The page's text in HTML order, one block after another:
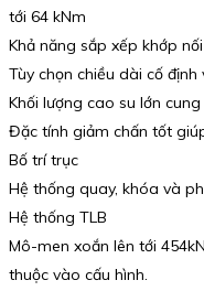
tới 64 kNm
Khả năng sắp xếp khớp
Tùy chọn chiều dài cố định
Khối lượng cao su lớn
Đặc tính giảm chấn tốt
Bố trí trục
Hệ thống quay, khóa và
Hệ thống TLB
Mô-men xoắn lên tới
thuộc vào cấu hình.